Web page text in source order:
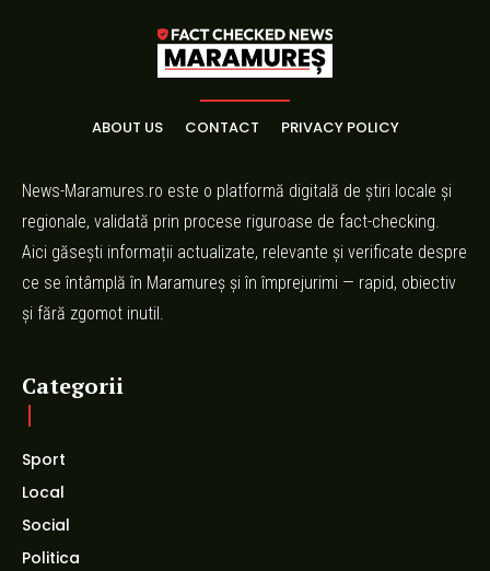
ABOUT US CONTACT PRIVACY POLICY
News-Maramures.ro este o platformă digitală de știri locale și
regionale, validată prin procese riguroase de fact-checking.
Aici găsești informații actualizate, relevante și verificate despre
ce se întâmplă în Maramureș și în împrejurimi — rapid, obiectiv
și fără zgomot inutil.
Categorii
Sport
Local
Social
Politica